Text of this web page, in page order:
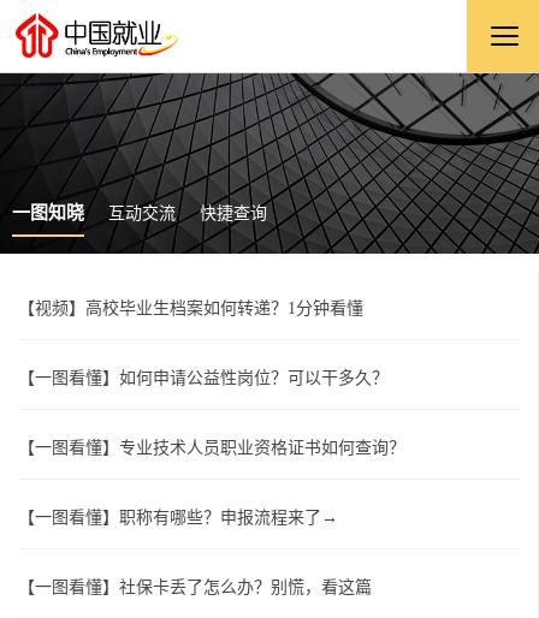
一图知晓 互动交流 快捷查询
【视频】高校毕业生档案如何转递？1分钟看懂
【一图看懂】如何申请公益性岗位？可以干多久？
【一图看懂】专业技术人员职业资格证书如何查询？
【一图看懂】职称有哪些？申报流程来了→
【一图看懂】社保卡丢了怎么办？别慌，看这篇